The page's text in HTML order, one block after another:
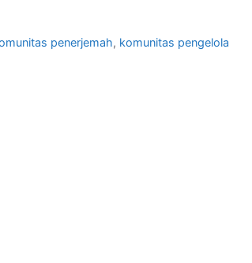
penerjemah, komunitas pengelola